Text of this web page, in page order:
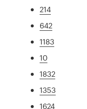
214
642
1183
10
1832
1353
1624